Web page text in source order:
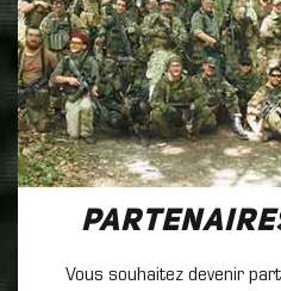
Vous souhaitez devenir